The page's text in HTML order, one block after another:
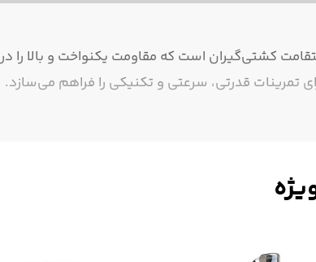
کشتی‌گیران است که مقاومت یکنواخت و بالا را در
تمرینات قدرتی، سرعتی و تکنیکی را فراهم می‌سازد.